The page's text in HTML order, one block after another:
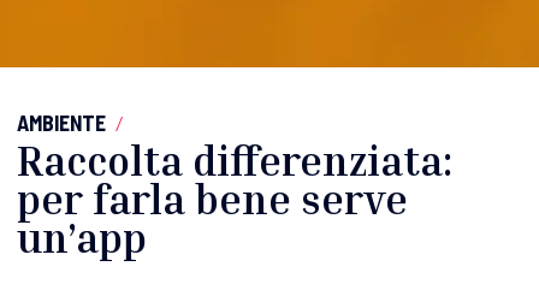
AMBIENTE /
Raccolta differenziata:
per farla bene serve
un’app